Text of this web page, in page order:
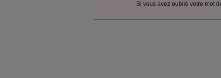
Si vous avez oublié votre mot